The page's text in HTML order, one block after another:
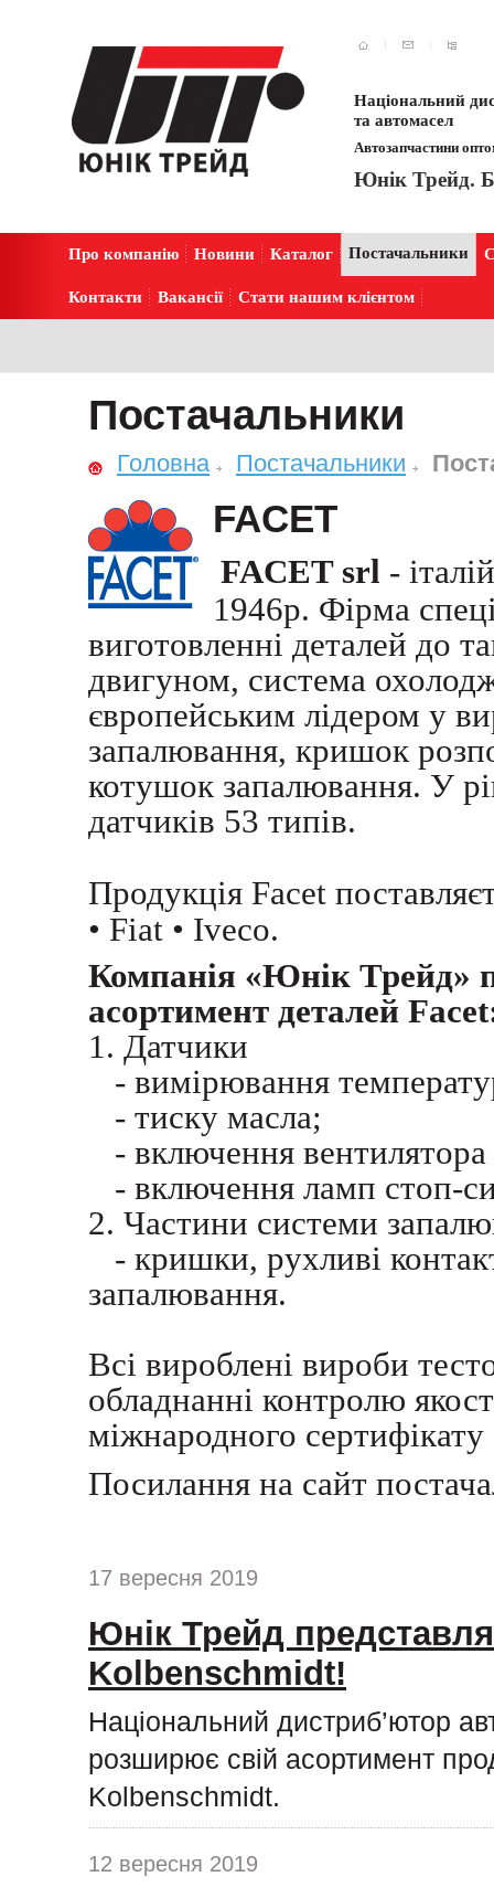
Національний
та автомасел
Автозапчастини
Юнік Трейд.
Про компанію Новини Каталог Постачальники
Контакти Вакансії Стати нашим клієнтом
Постачальники
Головна Постачальники
FACET
FACET srl -
1946р. Фірма
виготовленні деталей до
двигуном, система
європейським лідером у
запалювання, кришок
котушок запалювання. У
датчиків 53 типів.
Продукція Facet
• Fiat • Iveco.
Компанія «Юнік Трейд»
асортимент деталей
1. Датчики
- вимірювання
- тиску масла;
- включення
- включення ламп стоп-
2. Частини системи
- кришки, рухливі
запалювання.
Всі вироблені вироби
обладнанні контролю
міжнародного
Посилання на сайт
17 вересня 2019
Юнік Трейд
Kolbenschmidt!
Національний дистриб’ютор
розширює свій асортимент
Kolbenschmidt.
12 вересня 2019